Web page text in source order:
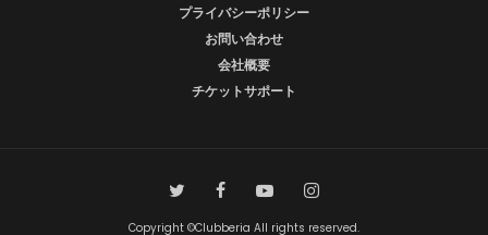
プライバシーポリシー
お問い合わせ
会社概要
チケットサポート
Copyright ©Clubberia All rights reserved.